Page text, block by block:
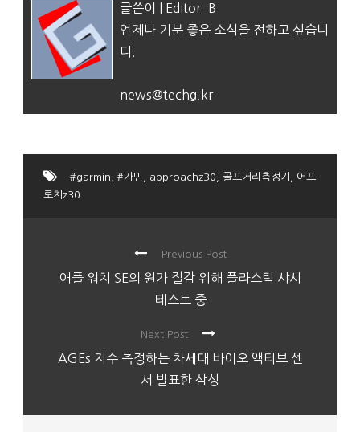
글쓴이 | Editor_B
언제나 기분 좋은 소식을 전하고 싶습니
다.
news@techg.kr
#garmin #가민 approachz30 골프거리측정기
어프
로치z30
Previous Post
애플 워치 SE의 원가 절감 위해 플라스틱 샤시
테스트 중
Next Post
AGEs 지수 측정하는 차세대 바이오 액티브 센
서 발표한 삼성